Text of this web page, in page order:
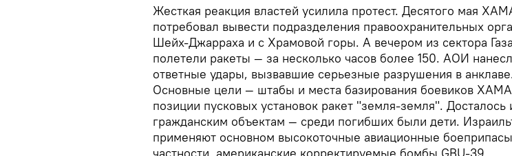
Жесткая реакция властей усилила протест. Десятого мая
потребовал вывести подразделения правоохранительных
Шейх-Джарраха и с Храмовой горы. А вечером из сектора Газа
полетели ракеты — за несколько часов более 150. АОИ
ответные удары, вызвавшие серьезные разрушения в анклаве.
Основные цели — штабы и места базирования боевиков
позиции пусковых установок ракет "земля-земля". Досталось
гражданским объектам — среди погибших были дети.
применяют основном высокоточные авиационные
частности, американские корректируемые бомбы GBU-39.